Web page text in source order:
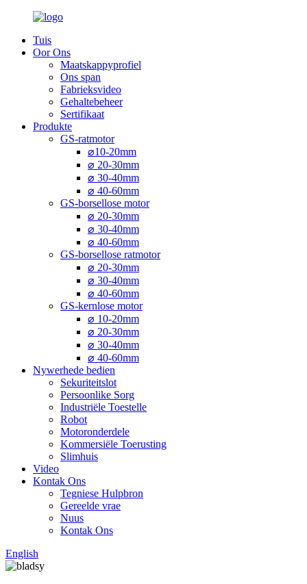
Tuis
Oor Ons
Maatskappyprofiel
Ons span
Fabrieksvideo
Gehaltebeheer
Sertifikaat
Produkte
GS-ratmotor
⌀10-20mm
⌀ 20-30mm
⌀ 30-40mm
⌀ 40-60mm
GS-borsellose motor
⌀ 20-30mm
⌀ 30-40mm
⌀ 40-60mm
GS-borsellose ratmotor
⌀ 20-30mm
⌀ 30-40mm
⌀ 40-60mm
GS-kernlose motor
⌀ 10-20mm
⌀ 20-30mm
⌀ 30-40mm
⌀ 40-60mm
Nywerhede bedien
Sekuriteitslot
Persoonlike Sorg
Industriële Toestelle
Robot
Motoronderdele
Kommersiële Toerusting
Slimhuis
Video
Kontak Ons
Tegniese Hulpbron
Gereelde vrae
Nuus
Kontak Ons
English